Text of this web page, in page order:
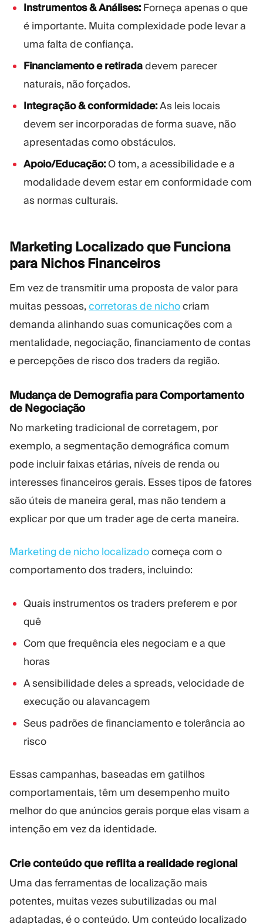
Instrumentos & Análises:Forneça apenas o que
é importante. Muita complexidade pode levar a
uma falta de confiança.
Financiamento e retiradadevem parecer
naturais, não forçados.
Integração & conformidade:As leis locais
devem ser incorporadas de forma suave, não
apresentadas como obstáculos.
Apoio/Educação:O tom, a acessibilidade e a
modalidade devem estar em conformidade com
as normas culturais.
Marketing Localizado que Funciona
para Nichos Financeiros
Em vez de transmitir uma proposta de valor para
muitas pessoas, corretoras de nichocriam
demanda alinhando suas comunicações com a
mentalidade, negociação, financiamento de contas
e percepções de risco dos traders da região.
Mudança de Demografia para Comportamento
de Negociação
No marketing tradicional de corretagem, por
exemplo, a segmentação demográfica comum
pode incluir faixas etárias, níveis de renda ou
interesses financeiros gerais. Esses tipos de fatores
são úteis de maneira geral, mas não tendem a
explicar por que um trader age de certa maneira.
Marketing de nicho localizadocomeça com o
comportamento dos traders, incluindo:
Quais instrumentos os traders preferem e por
quê
Com que frequência eles negociam e a que
horas
A sensibilidade deles a spreads, velocidade de
execução ou alavancagem
Seus padrões de financiamento e tolerância ao
risco
Essas campanhas, baseadas em gatilhos
comportamentais, têm um desempenho muito
melhor do que anúncios gerais porque elas visam a
intenção em vez da identidade.
Crie conteúdo que reflita a realidade regional
Uma das ferramentas de localização mais
potentes, muitas vezes subutilizadas ou mal
adaptadas, é o conteúdo. Um conteúdo localizado